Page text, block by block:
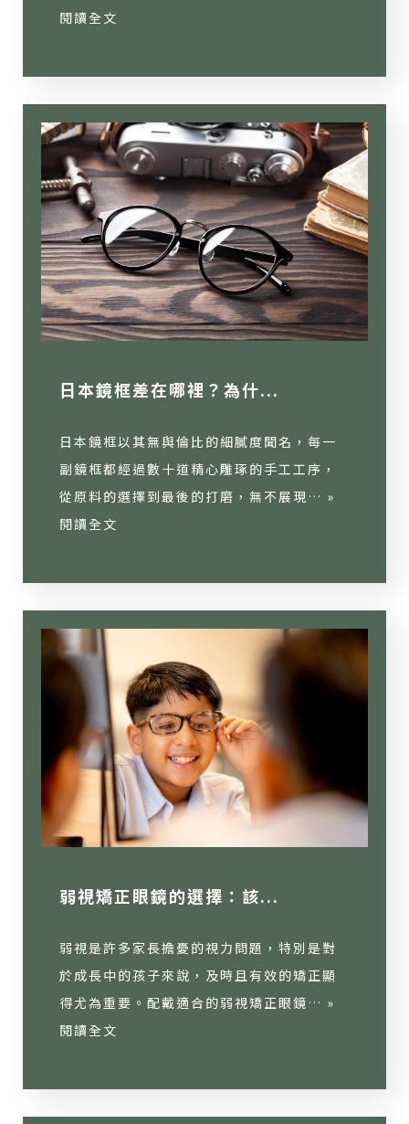
閱讀全文
日本鏡框差在哪裡？為什...
日本鏡框以其無與倫比的細膩度聞名，每一
副鏡框都經過數十道精心雕琢的手工工序，
從原料的選擇到最後的打磨，無不展現… »
閱讀全文
弱視矯正眼鏡的選擇：該...
弱視是許多家長擔憂的視力問題，特別是對
於成長中的孩子來說，及時且有效的矯正顯
得尤為重要。配戴適合的弱視矯正眼鏡… »
閱讀全文